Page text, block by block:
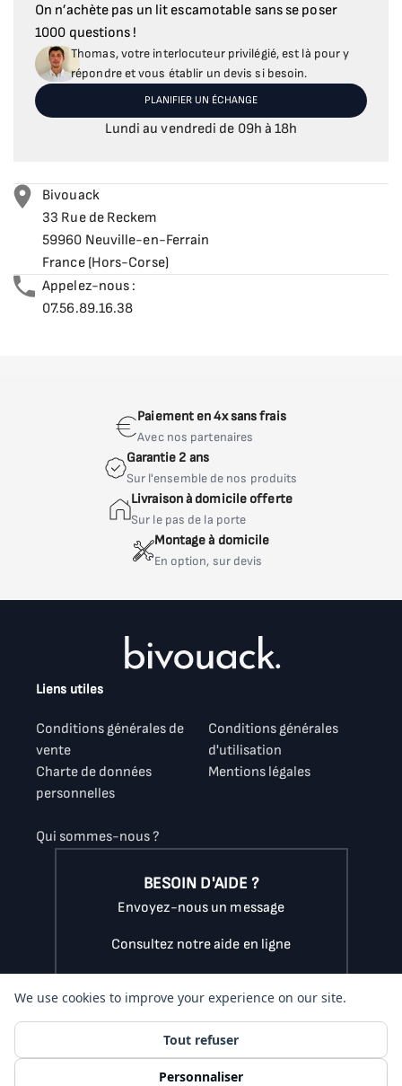
On n’achète pas un lit escamotable sans se poser
1000 questions !
Thomas, votre interlocuteur privilégié, est là pour y
répondre et vous établir un devis si besoin.
PLANIFIER UN ÉCHANGE
Lundi au vendredi de 09h à 18h
Bivouack
33 Rue de Reckem
59960 Neuville-en-Ferrain
France (Hors-Corse)
Appelez-nous :
07.56.89.16.38
Paiement en 4x sans frais
Avec nos partenaires
Garantie 2 ans
Sur l'ensemble de nos produits
Livraison à domicile offerte
Sur le pas de la porte
Montage à domicile
En option, sur devis
Liens utiles
Conditions générales de
vente
Conditions générales
d'utilisation
Charte de données
personnelles
Mentions légales
Qui sommes-nous ?
BESOIN D'AIDE ?
Envoyez-nous un message
Consultez notre aide en ligne
du lundi au vendredi
de 9h à 18h